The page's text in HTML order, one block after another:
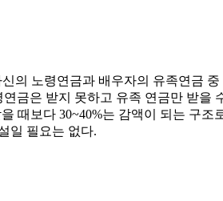
의 노령연금과 배우자의 유족연금
금은 받지 못하고 유족 연금만 받을
때보다 30~40%는 감액이 되는 구조
일 필요는 없다.